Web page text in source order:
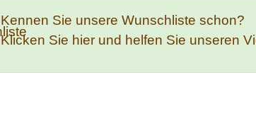
Kennen Sie unsere Wunschliste schon?
Klicken Sie hier und helfen Sie unseren